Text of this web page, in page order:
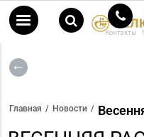
Контакты
Главная Новости